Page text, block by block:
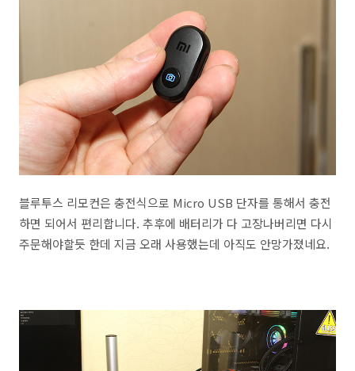
블루투스 리모컨은 충전식으로 Micro USB 단자를 통해서 충전
하면 되어서 편리합니다. 추후에 배터리가 다 고장나버리면 다시
주문해야할듯 한데 지금 오래 사용했는데 아직도 안망가졌네요.